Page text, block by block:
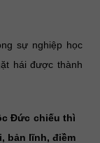
sự nghiệp học
hái được thành
Đức chiếu thì
bản lĩnh, điềm